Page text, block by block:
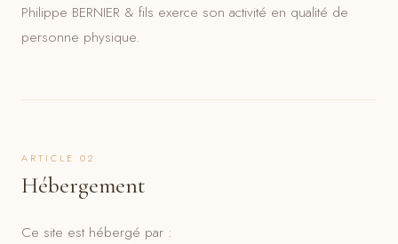
Philippe BERNIER & fils exerce son activité en qualité de
personne physique.
ARTICLE 02
Hébergement
Ce site est hébergé par :